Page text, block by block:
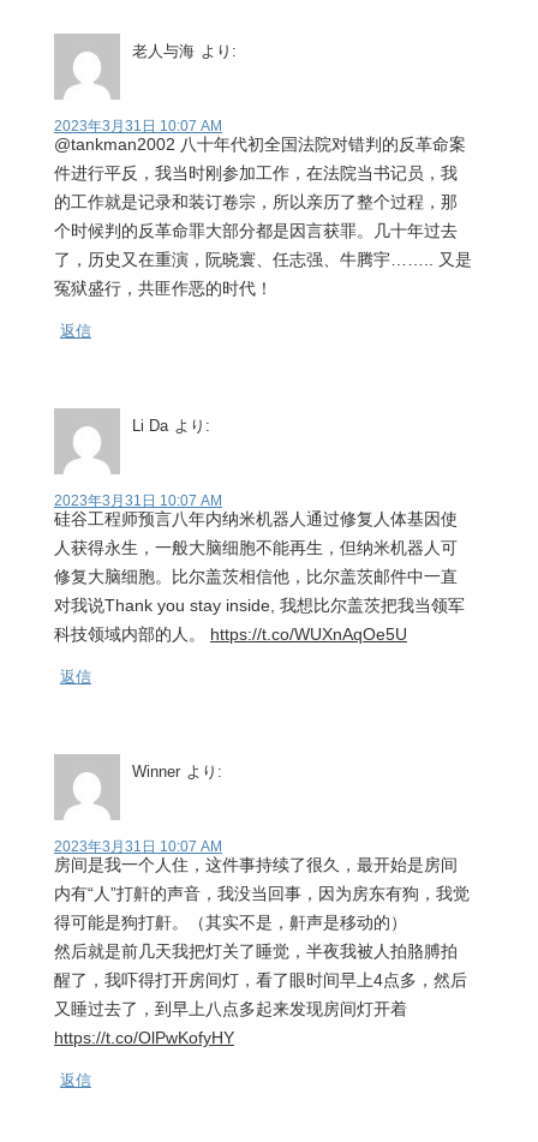
老人与海 より:
2023年3月31日 10:07 AM
@tankman2002 八十年代初全国法院对错判的反革命案
件进行平反，我当时刚参加工作，在法院当书记员，我
的工作就是记录和装订卷宗，所以亲历了整个过程，那
个时候判的反革命罪大部分都是因言获罪。几十年过去
了，历史又在重演，阮晓寰、任志强、牛腾宇…….. 又是
冤狱盛行，共匪作恶的时代！
返信
Li Da より:
2023年3月31日 10:07 AM
硅谷工程师预言八年内纳米机器人通过修复人体基因使
人获得永生，一般大脑细胞不能再生，但纳米机器人可
修复大脑细胞。比尔盖茨相信他，比尔盖茨邮件中一直
对我说Thank you stay inside, 我想比尔盖茨把我当领军
科技领域内部的人。 https://t.co/WUXnAqOe5U
返信
Winner より:
2023年3月31日 10:07 AM
房间是我一个人住，这件事持续了很久，最开始是房间
内有“人”打鼾的声音，我没当回事，因为房东有狗，我觉
得可能是狗打鼾。（其实不是，鼾声是移动的）
然后就是前几天我把灯关了睡觉，半夜我被人拍胳膊拍
醒了，我吓得打开房间灯，看了眼时间早上4点多，然后
又睡过去了，到早上八点多起来发现房间灯开着
https://t.co/OlPwKofyHY
返信